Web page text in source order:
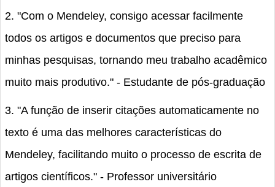
2. "Com o Mendeley, consigo acessar facilmente
todos os artigos e documentos que preciso para
minhas pesquisas, tornando meu trabalho acadêmico
muito mais produtivo." - Estudante de pós-graduação
3. "A função de inserir citações automaticamente no
texto é uma das melhores características do
Mendeley, facilitando muito o processo de escrita de
artigos científicos." - Professor universitário